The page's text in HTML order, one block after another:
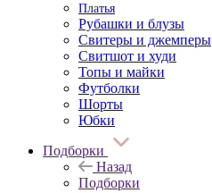
Платья
Рубашки и блузы
Свитеры и джемперы
Свитшот и худи
Топы и майки
Футболки
Шорты
Юбки
Подборки
Назад
Подборки